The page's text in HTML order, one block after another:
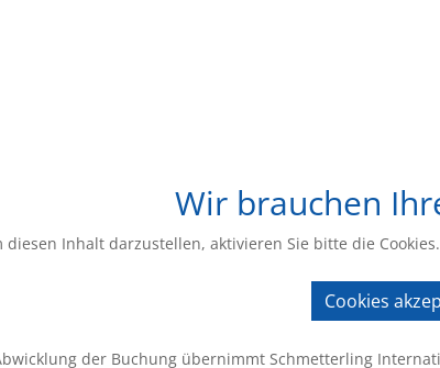
Wir brauchen
diesen Inhalt darzustellen, aktivieren Sie bitte die
Cookies
der Buchung übernimmt Schmetterling